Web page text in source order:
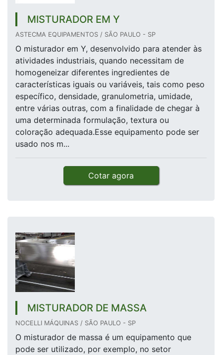
MISTURADOR EM Y
ASTECMA EQUIPAMENTOS / SÃO PAULO - SP
O misturador em Y, desenvolvido para atender às
atividades industriais, quando necessitam de
homogeneizar diferentes ingredientes de
características iguais ou variáveis, tais como peso
específico, densidade, granulometria, umidade,
entre várias outras, com a finalidade de chegar à
uma determinada formulação, textura ou
coloração adequada.Esse equipamento pode ser
usado nos m...
Cotar agora
MISTURADOR DE MASSA
NOCELLI MÁQUINAS / SÃO PAULO - SP
O misturador de massa é um equipamento que
pode ser utilizado, por exemplo, no setor